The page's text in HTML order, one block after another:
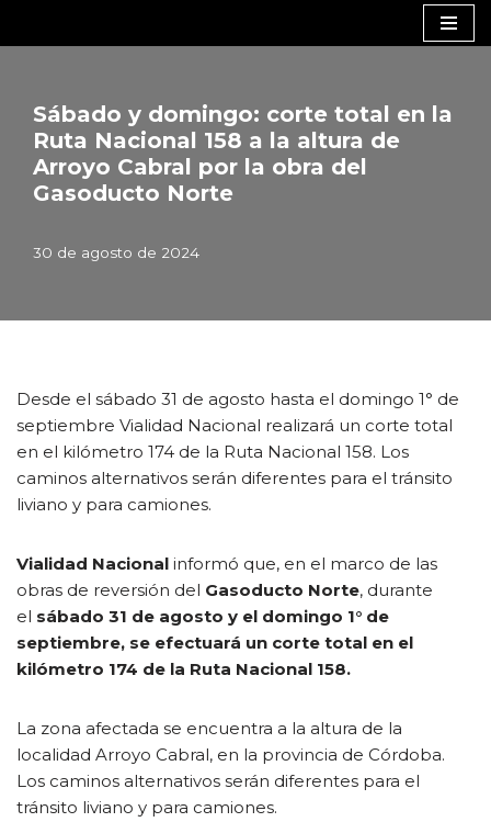
contenido
Sábado y domingo: corte total en la
Ruta Nacional 158 a la altura de
Arroyo Cabral por la obra del
Gasoducto Norte
30 de agosto de 2024
Desde el sábado 31 de agosto hasta el domingo 1° de
septiembre Vialidad Nacional realizará un corte total
en el kilómetro 174 de la Ruta Nacional 158. Los
caminos alternativos serán diferentes para el tránsito
liviano y para camiones.
Vialidad Nacional informó que, en el marco de las
obras de reversión del Gasoducto Norte, durante
el sábado 31 de agosto y el domingo 1° de
septiembre, se efectuará un corte total en el
kilómetro 174 de la Ruta Nacional 158.
La zona afectada se encuentra a la altura de la
localidad Arroyo Cabral, en la provincia de Córdoba.
Los caminos alternativos serán diferentes para el
tránsito liviano y para camiones.